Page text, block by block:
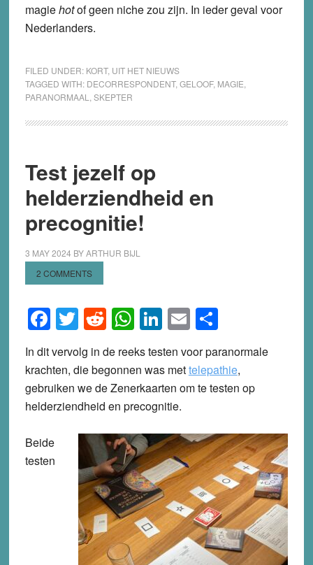
magiehotof geen niche zou zijn. In ieder geval voor
Nederlanders.
FILED UNDER: KORT, UIT HET NIEUWS
TAGGED WITH: DECORRESPONDENT, GELOOF, MAGIE
PARANORMAAL
SKEPTER
Test jezelf op
helderziendheid en
precognitie!
3 MAY 2024 BYARTHUR BIJL
2 COMMENTS
Facebook
Twitter
Reddit
WhatsApp
LinkedIn
EmailShare
In dit vervolg in de reeks testen voor paranormale
krachten, die begonnen was mettelepathie,
gebruiken we de Zenerkaarten om te testen op
helderziendheid en precognitie.
Beide
testen